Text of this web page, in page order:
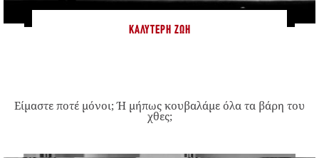
ΚΑΛΎΤΕΡΗ ΖΩΉ
Είμαστε ποτέ μόνοι; Ή μήπως κουβαλάμε όλα τα βάρη του
χθες;